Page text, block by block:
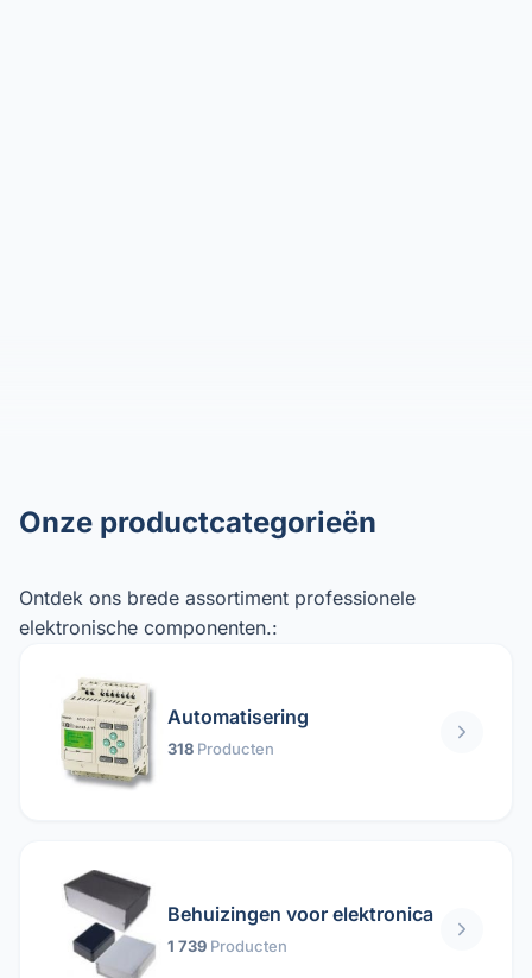
Onze productcategorieën
Ontdek ons ​​brede assortiment professionele
elektronische componenten.:
Automatisering
318 Producten
Behuizingen voor elektronica
1 739 Producten